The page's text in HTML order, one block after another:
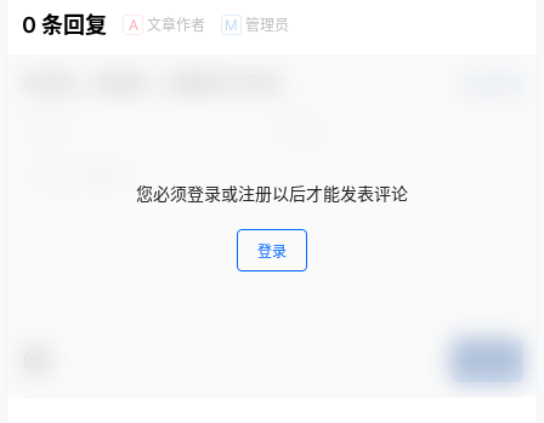
0 条回复 A 文章作者 M 管理员
您必须登录或注册以后才能发表评论
登录